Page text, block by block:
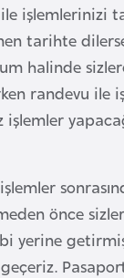
işlemlerinizi
tarihte
halinde
randevu ile
önce
yerine